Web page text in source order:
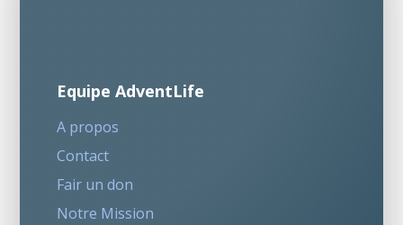
Equipe AdventLife
A propos
Contact
Fair un don
Notre Mission